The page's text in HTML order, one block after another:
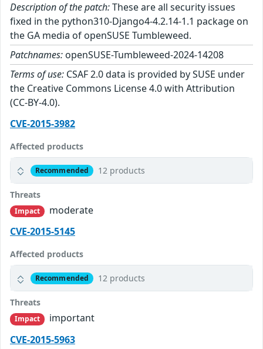
Description of the patch:These are all security issues
fixed in the python310-Django4-4.2.14-1.1 package on
the GA media of openSUSE Tumbleweed.
Patchnames: openSUSE-Tumbleweed-2024-14208
Terms of use: CSAF 2.0 data is provided by SUSE under
the Creative Commons License 4.0 with Attribution
(CC-BY-4.0).
CVE-2015-3982
Affected products
Recommended 12 products
Threats
Impact
moderate
CVE-2015-5145
Affected products
Recommended 12 products
Threats
Impact
important
CVE-2015-5963